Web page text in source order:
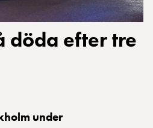
döda efter tre
under